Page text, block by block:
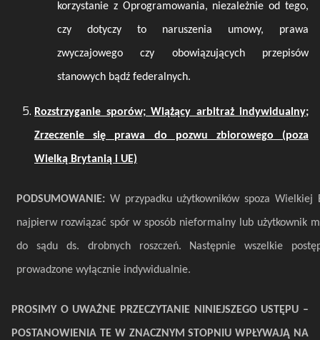
korzystanie z Oprogramowania, niezależnie od tego,
czy dotyczy to naruszenia umowy, prawa
zwyczajowego czy obowiązujących przepisów
stanowych bądź federalnych.
Rozstrzyganie sporów; Wiążący arbitraż indywidualny;
Zrzeczenie się prawa do pozwu zbiorowego (poza
Wielką Brytanią i UE)
PODSUMOWANIE: W przypadku użytkowników spoza
najpierw rozwiązać spór w sposób nieformalny lub użytkownik
do sądu ds. drobnych roszczeń. Następnie wszelkie
prowadzone wyłącznie indywidualnie.
PROSIMY O UWAŻNE PRZECZYTANIE NINIEJSZEGO USTĘPU –
POSTANOWIENIA TE W ZNACZNYM STOPNIU WPŁYWAJĄ NA